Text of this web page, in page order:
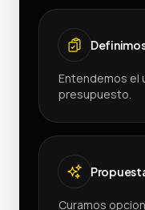
Entendemos el
presupuesto.
Curamos